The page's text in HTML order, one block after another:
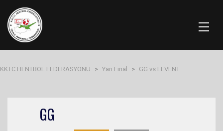
KKTC HENTBOL FEDERASYONU > Yarı Final > GG vs LEVENT
GG